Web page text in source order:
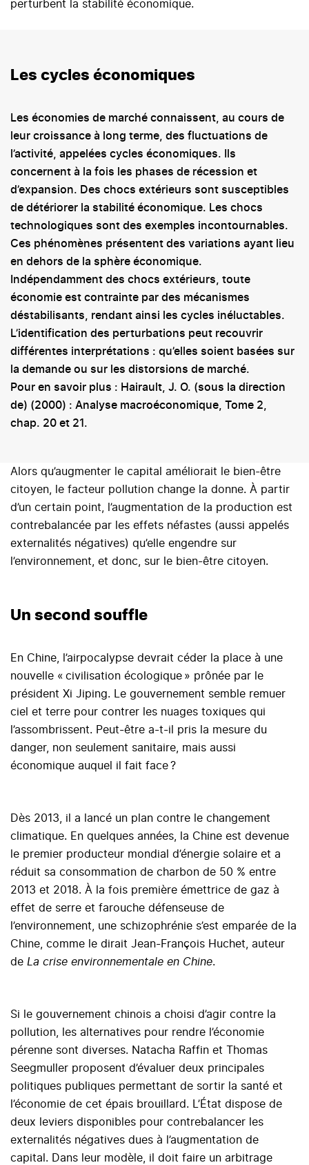
perturbent la stabilité économique.
Les cycles économiques
Les économies de marché connaissent, au cours de
leur croissance à long terme, des fluctuations de
l’activité, appelées cycles économiques. Ils
concernent à la fois les phases de récession et
d’expansion. Des chocs extérieurs sont susceptibles
de détériorer la stabilité économique. Les chocs
technologiques sont des exemples incontournables.
Ces phénomènes présentent des variations ayant lieu
en dehors de la sphère économique.
Indépendamment des chocs extérieurs, toute
économie est contrainte par des mécanismes
déstabilisants, rendant ainsi les cycles inéluctables.
L’identification des perturbations peut recouvrir
différentes interprétations : qu’elles soient basées sur
la demande ou sur les distorsions de marché.
Pour en savoir plus : Hairault, J. O. (sous la direction
de) (2000) : Analyse macroéconomique, Tome 2,
chap. 20 et 21.
Alors qu’augmenter le capital améliorait le bien-être
citoyen, le facteur pollution change la donne. À partir
d’un certain point, l’augmentation de la production est
contrebalancée par les effets néfastes (aussi appelés
externalités négatives) qu’elle engendre sur
l’environnement, et donc, sur le bien-être citoyen.
Un second souffle
En Chine, l’airpocalypse devrait céder la place à une
nouvelle « civilisation écologique » prônée par le
président Xi Jiping. Le gouvernement semble remuer
ciel et terre pour contrer les nuages toxiques qui
l’assombrissent. Peut-être a-t-il pris la mesure du
danger, non seulement sanitaire, mais aussi
économique auquel il fait face ?
Dès 2013, il a lancé un plan contre le changement
climatique. En quelques années, la Chine est devenue
le premier producteur mondial d’énergie solaire et a
réduit sa consommation de charbon de 50 % entre
2013 et 2018. À la fois première émettrice de gaz à
effet de serre et farouche défenseuse de
l’environnement, une schizophrénie s’est emparée de la
Chine, comme le dirait Jean-François Huchet, auteur
de La crise environnementale en Chine.
Si le gouvernement chinois a choisi d’agir contre la
pollution, les alternatives pour rendre l’économie
pérenne sont diverses. Natacha Raffin et Thomas
Seegmuller proposent d’évaluer deux principales
politiques publiques permettant de sortir la santé et
l’économie de cet épais brouillard. L’État dispose de
deux leviers disponibles pour contrebalancer les
externalités négatives dues à l’augmentation de
capital. Dans leur modèle, il doit faire un arbitrage